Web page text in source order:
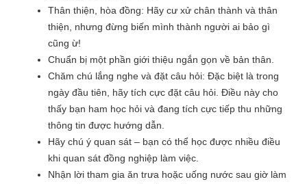
Thân thiện, hòa đồng: Hãy cư xử chân thành và thân
thiện, nhưng đừng biến mình thành người ai bảo gì
cũng ừ!
Chuẩn bị một phần giới thiệu ngắn gọn về bản thân.
Chăm chú lắng nghe và đặt câu hỏi: Đặc biệt là trong
ngày đầu tiên, hãy tích cực đặt câu hỏi. Điều này cho
thấy bạn ham học hỏi và đang tích cực tiếp thu những
thông tin được hướng dẫn.
Hãy chú ý quan sát – bạn có thể học được nhiều điều
khi quan sát đồng nghiệp làm việc.
Nhận lời tham gia ăn trưa hoặc uống nước sau giờ làm